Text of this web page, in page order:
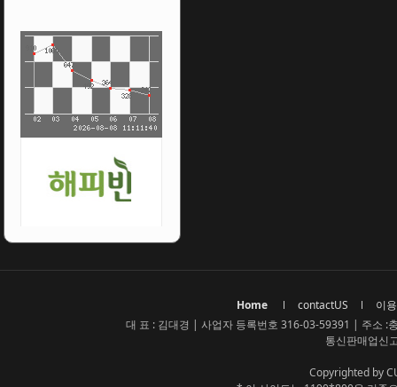
Home contactUS
이
대 표 : 김대경 | 사업자 등록번호 316-03-59391 | 주소 :
통신판매업신
Copyrighted by